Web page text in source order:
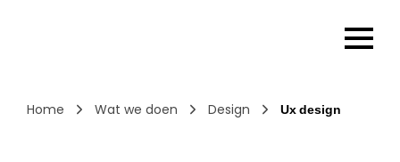
Home Wat we doen Design Ux design